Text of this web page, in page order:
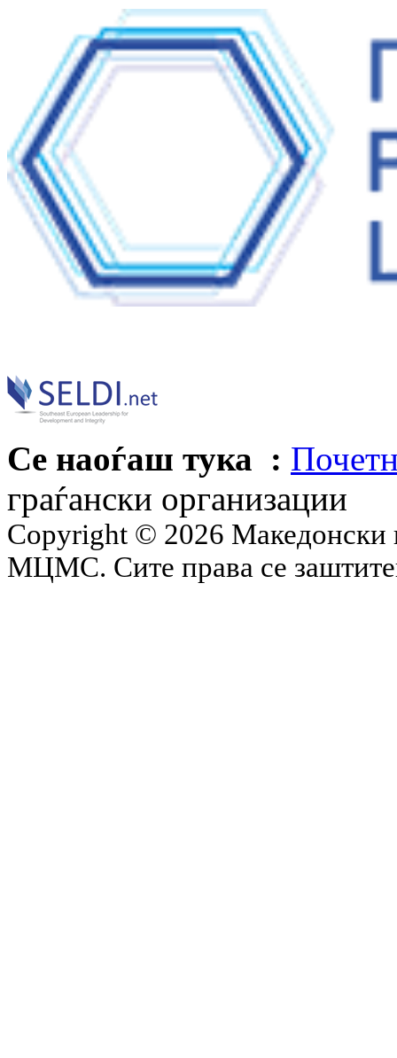
Се наоѓаш тука :
граѓански организации
Copyright © 2026 Македонски
МЦМС. Сите права се